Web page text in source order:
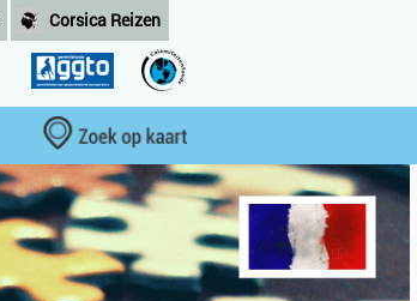
Corsica Reizen